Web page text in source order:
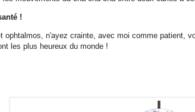
!
ophtalmos, n'ayez crainte, avec moi comme patient,
les plus heureux du monde !